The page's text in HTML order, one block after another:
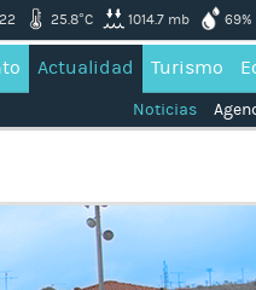
25.8°C 1014.7 mb 69%
Actualidad Turismo
Noticias